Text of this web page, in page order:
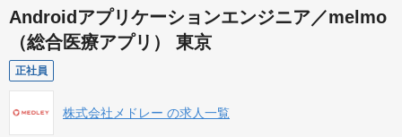
Androidアプリケーションエンジニア／melmo
（総合医療アプリ） 東京
正社員
株式会社メドレー の求人一覧